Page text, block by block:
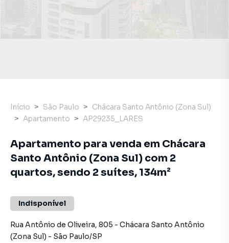
Início São Paulo
Chácara Santo Antônio (Zona Sul)
Apartamento
AP29235_LARES
Apartamento para venda em Chácara
Santo Antônio (Zona Sul) com 2
quartos, sendo 2 suítes, 134m²
Indisponível
Rua Antônio de Oliveira, 805 - Chácara Santo Antônio
(Zona Sul) - São Paulo/SP